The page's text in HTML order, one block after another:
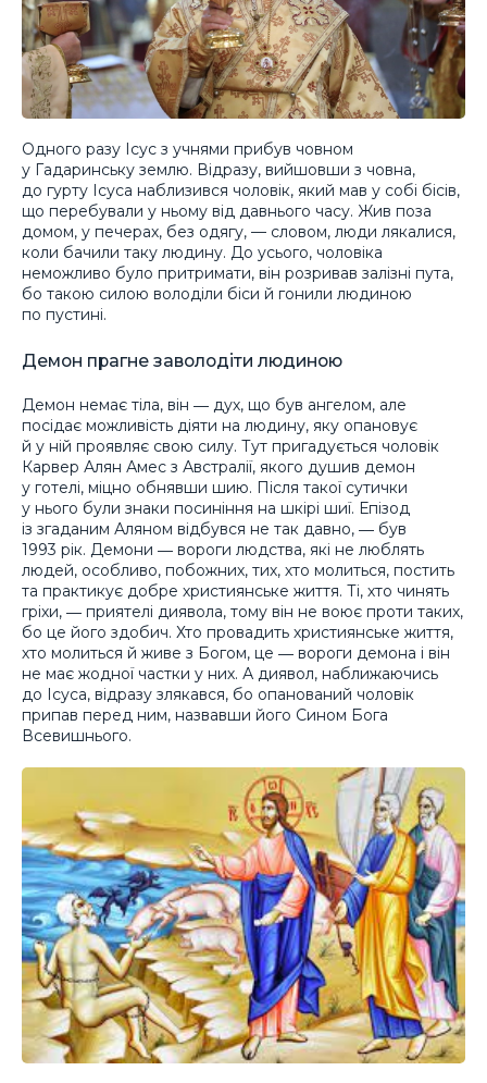
Одного разу Ісус з учнями прибув човном
у Гадаринську землю. Відразу, вийшовши з човна,
до гурту Ісуса наблизився чоловік, який мав у собі бісів,
що перебували у ньому від давнього часу. Жив поза
домом, у печерах, без одягу, — словом, люди лякалися,
коли бачили таку людину. До усього, чоловіка
неможливо було притримати, він розривав залізні пута,
бо такою силою володіли біси й гонили людиною
по пустині.
Демон прагне заволодіти людиною
Демон немає тіла, він ― дух, що був ангелом, але
посідає можливість діяти на людину, яку опановує
й у ній проявляє свою силу. Тут пригадується чоловік
Карвер Алян Амес з Австралії, якого душив демон
у готелі, міцно обнявши шию. Після такої сутички
у нього були знаки посиніння на шкірі шиї. Епізод
із згаданим Аляном відбувся не так давно, ― був
1993 рік. Демони ― вороги людства, які не люблять
людей, особливо, побожних, тих, хто молиться, постить
та практикує добре християнське життя. Ті, хто чинять
гріхи, ― приятелі диявола, тому він не воює проти таких,
бо це його здобич. Хто провадить християнське життя,
хто молиться й живе з Богом, це ― вороги демона і він
не має жодної частки у них. А диявол, наближаючись
до Ісуса, відразу злякався, бо опанований чоловік
припав перед ним, назвавши його Сином Бога
Всевишнього.